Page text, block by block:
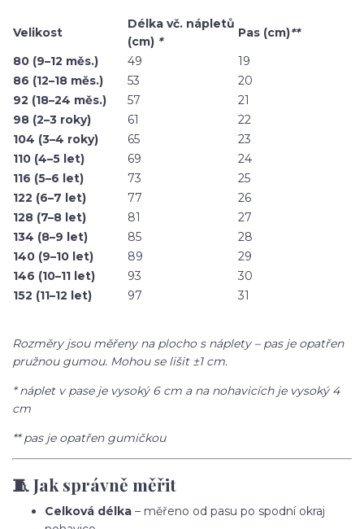
Velikost
Délka vč. nápletů
(cm) *
Pas (cm)**
80 (9–12 měs.)
49
19
86 (12–18 měs.)
53
20
92 (18–24 měs.)
57
21
98 (2–3 roky)
61
22
104 (3–4 roky)
65
23
110 (4–5 let)
69
24
116 (5–6 let)
73
25
122 (6–7 let)
77
26
128 (7–8 let)
81
27
134 (8–9 let)
85
28
140 (9–10 let)
89
29
146 (10–11 let)
93
30
152 (11–12 let)
97 31
Rozměry jsou měřeny na plocho s náplety – pas je opatřen
pružnou gumou. Mohou se lišit ±1 cm.
* náplet v pase je vysoký 6 cm a na nohavicích je vysoký 4
cm
** pas je opatřen gumičkou
🧵 Jak správně měřit
Celková délka – měřeno od pasu po spodní okraj